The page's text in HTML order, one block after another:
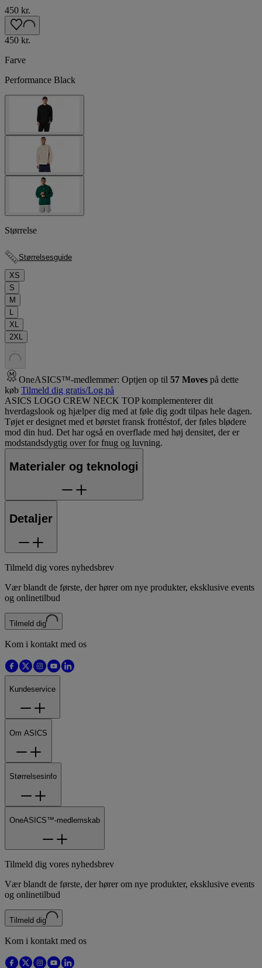
450 kr.
450 kr.
Farve
Performance Black
Størrelse
Størrelsesguide
XS
S
M
L
XL
2XL
. . .
OneASICS™-medlemmer: Optjen op til 57 Moves på dette
køb Tilmeld dig gratis/Log på
ASICS LOGO CREW NECK TOP komplementerer dit
hverdagslook og hjælper dig med at føle dig godt tilpas hele dagen.
Tøjet er designet med et børstet fransk frottéstof, der føles blødere
mod din hud. Det har også en overflade med høj densitet, der er
modstandsdygtig over for fnug og luvning.
Materialer og teknologi
Detaljer
Tilmeld dig vores nyhedsbrev
Vær blandt de første, der hører om nye produkter, eksklusive events
og onlinetilbud
Tilmeld dig
Kom i kontakt med os
Kundeservice
Om ASICS
Størrelsesinfo
OneASICS™-medlemskab
Tilmeld dig vores nyhedsbrev
Vær blandt de første, der hører om nye produkter, eksklusive events
og onlinetilbud
Tilmeld dig
Kom i kontakt med os